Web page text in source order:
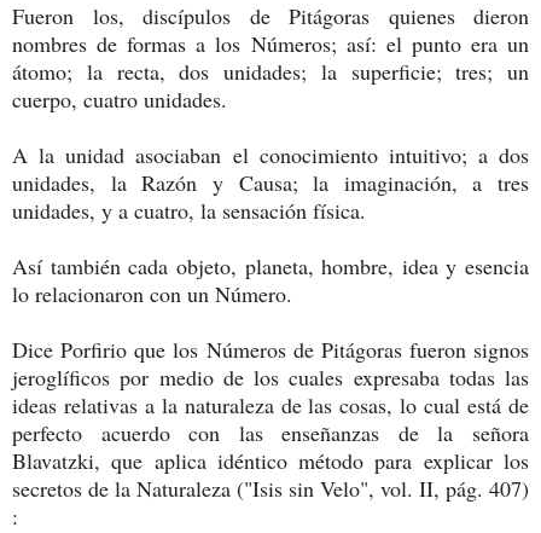
Fueron los, discípulos de Pitágoras quienes dieron
nombres de formas a los Números; así: el punto era un
átomo; la recta, dos unidades; la superficie; tres; un
cuerpo, cuatro unidades.
A la unidad asociaban el conocimiento intuitivo; a dos
unidades, la Razón y Causa; la imaginación, a tres
unidades, y a cuatro, la sensación física.
Así también cada objeto, planeta, hombre, idea y esencia
lo relacionaron con un Número.
Dice Porfirio que los Números de Pitágoras fueron signos
jeroglíficos por medio de los cuales expresaba todas las
ideas relativas a la naturaleza de las cosas, lo cual está de
perfecto acuerdo con las enseñanzas de la señora
Blavatzki, que aplica idéntico método para explicar los
secretos de la Naturaleza ("Isis sin Velo", vol. II, pág. 407)
: